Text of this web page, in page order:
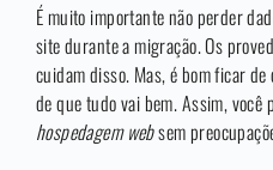
É muito importante não perder
site durante a migração. Os
cuidam disso. Mas, é bom ficar
de que tudo vai bem. Assim, você
hospedagem websem